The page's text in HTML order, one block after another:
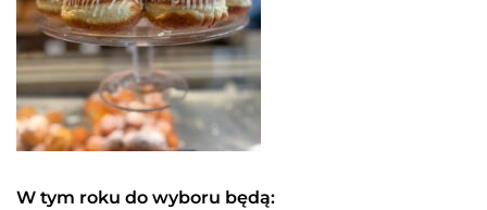
W tym roku do wyboru będą: